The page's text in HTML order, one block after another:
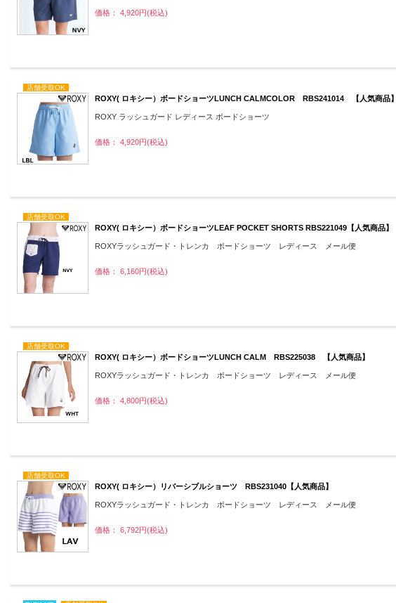
価格： 4,920円(税込)
店舗受取OK
ROXY( ロキシー）ボードショーツLUNCH CALMCOLOR RBS241014 【人気商品】
ROXY ラッシュガード レディース ボードショーツ
価格： 4,920円(税込)
店舗受取OK
ROXY( ロキシー）ボードショーツLEAF POCKET SHORTS RBS221049【人気商品】
ROXYラッシュガード・トレンカ ボードショーツ レディース メール便
価格： 6,160円(税込)
店舗受取OK
ROXY( ロキシー）ボードショーツLUNCH CALM RBS225038 【人気商品】
ROXYラッシュガード・トレンカ ボードショーツ レディース メール便
価格： 4,800円(税込)
店舗受取OK
ROXY( ロキシー）リバーシブルショーツ RBS231040【人気商品】
ROXYラッシュガード・トレンカ ボードショーツ レディース メール便
価格： 6,792円(税込)